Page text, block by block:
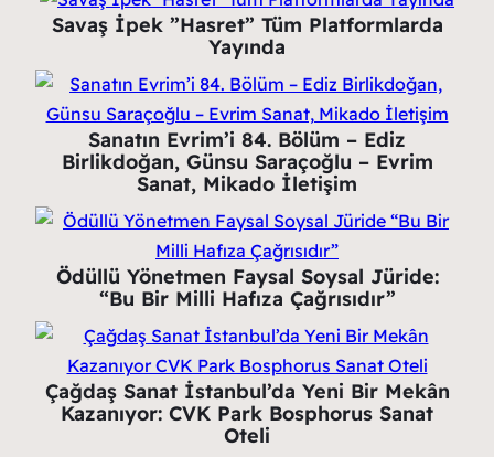
Savaş İpek ”Hasret” Tüm Platformlarda
Yayında
Sanatın Evrim’i 84. Bölüm – Ediz
Birlikdoğan, Günsu Saraçoğlu – Evrim
Sanat, Mikado İletişim
Ödüllü Yönetmen Faysal Soysal Jüride:
“Bu Bir Milli Hafıza Çağrısıdır”
Çağdaş Sanat İstanbul’da Yeni Bir Mekân
Kazanıyor: CVK Park Bosphorus Sanat
Oteli